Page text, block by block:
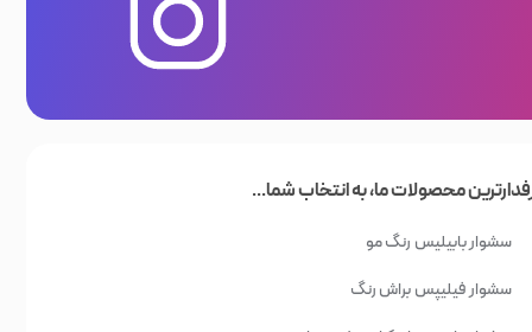
محصولات ما، به انتخاب شما...
سشوار بابیلیس
سشوار فیلیپس
رنگ مو
براش رنگ